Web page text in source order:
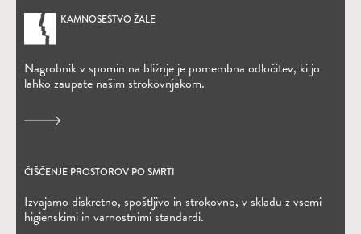
KAMNOSEŠTVO ŽALE
Nagrobnik v spomin na bližnje je pomembna odločitev, ki jo
lahko zaupate našim strokovnjakom.
ČIŠČENJE PROSTOROV PO SMRTI
Izvajamo diskretno, spoštljivo in strokovno, v skladu z vsemi
higienskimi in varnostnimi standardi.